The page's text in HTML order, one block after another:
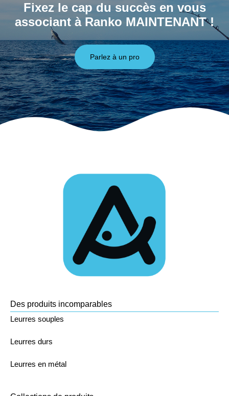
Fixez le cap du succès en vous
associant à Ranko MAINTENANT !
Parlez à un pro
Des produits incomparables
Leurres souples
Leurres durs
Leurres en métal